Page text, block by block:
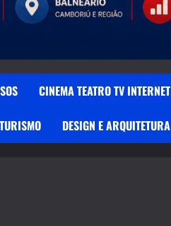
CINEMA TEATRO TV INTERNET
DESIGN E ARQUITETURA